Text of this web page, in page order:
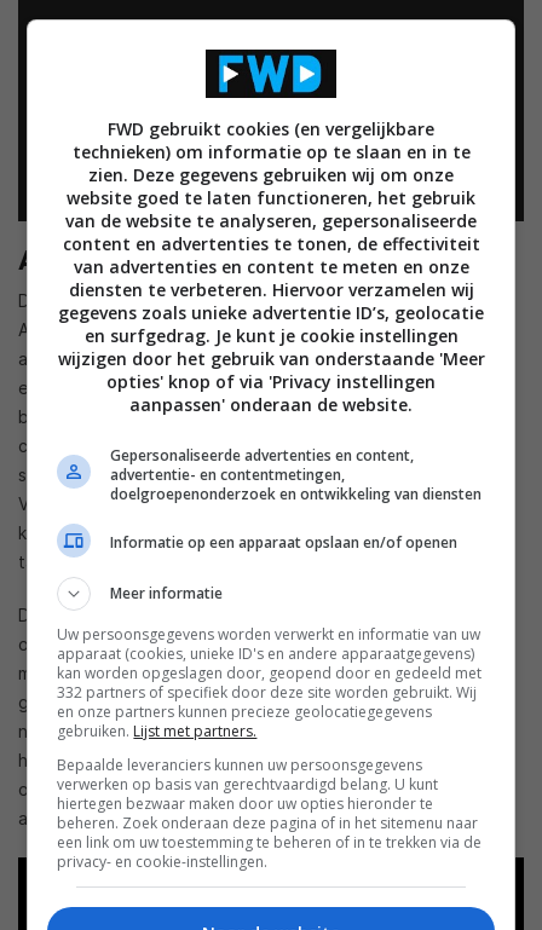
Apple A12 X Bionic
De nieuwe iPad Pro’s worden aangestuurd door de nieuwe
A12X Bionic-chip. De chip heeft een 7 nanometer-
architectuur en heeft acht kernen. De chip is voorzien van
een gpu met zeven kernen en een npu voor taken die
betrekking hebben op kunstmatige intelligentie. De nieuwe
chip moet ervoor zorgen dat de nieuwe iPad Pro’s een grote
stap voorwaarts maken op het gebied van de prestaties.
Volgens Apple levert de nieuwe iPad Pro een grafische
kwaliteit dat vergelijkbaar is met de Xbox One X, maar dan in
tabletvorm.
De nieuwe iPad Pro-modellen zullen verkrijgbaar zijn tot 1 TB
opslag. Een flinke stap voorwaarts dus ten opzichte van de
maximale opslag van 512 GB ten opzichte van de vorige
generatie. En eindelijk maar toch, Apple gaat overstag. De
nieuwe iPad Pro’s maken gebruik van usb-c. Niet alleen voor
het aansluiten van externe apparaten, maar ook voor het
opladen. Smart HDR, bluetooth 5.0 en gigabit lte zijn ook
aanwezig.
FWD gebruikt cookies (en vergelijkbare
technieken) om informatie op te slaan en in te
zien. Deze gegevens gebruiken wij om onze
website goed te laten functioneren, het gebruik
van de website te analyseren, gepersonaliseerde
content en advertenties te tonen, de effectiviteit
van advertenties en content te meten en onze
diensten te verbeteren. Hiervoor verzamelen wij
gegevens zoals unieke advertentie ID’s, geolocatie
en surfgedrag. Je kunt je cookie instellingen
wijzigen door het gebruik van onderstaande 'Meer
opties' knop of via 'Privacy instellingen
aanpassen' onderaan de website.
Gepersonaliseerde advertenties en content,
advertentie- en contentmetingen,
doelgroepenonderzoek en ontwikkeling van diensten
Informatie op een apparaat opslaan en/of openen
Meer informatie
Uw persoonsgegevens worden verwerkt en informatie van uw
apparaat (cookies, unieke ID's en andere apparaatgegevens)
kan worden opgeslagen door, geopend door en gedeeld met
332 partners of specifiek door deze site worden gebruikt. Wij
en onze partners kunnen precieze geolocatiegegevens
gebruiken. Lijst met partners.
Bepaalde leveranciers kunnen uw persoonsgegevens
verwerken op basis van gerechtvaardigd belang. U kunt
hiertegen bezwaar maken door uw opties hieronder te
beheren. Zoek onderaan deze pagina of in het sitemenu naar
een link om uw toestemming te beheren of in te trekken via de
privacy- en cookie-instellingen.